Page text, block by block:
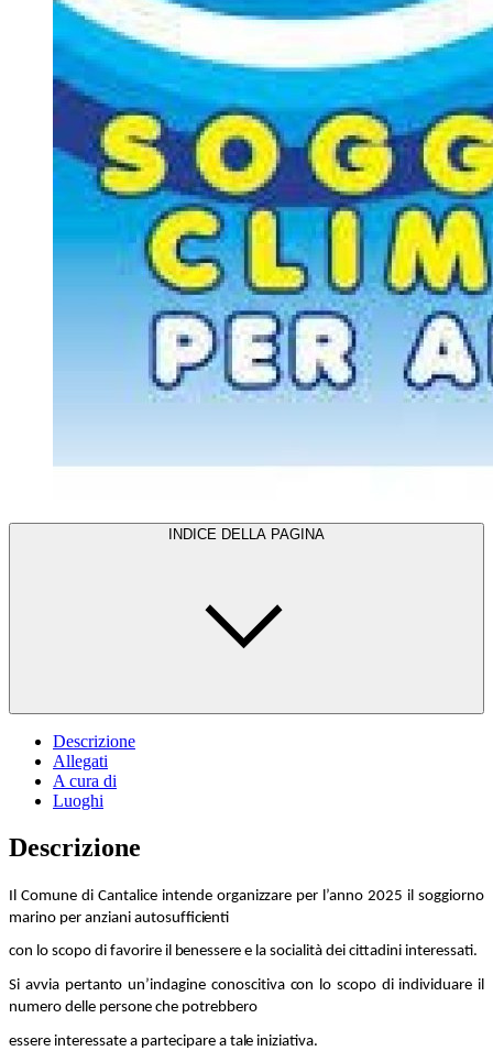
INDICE DELLA PAGINA
Descrizione
Allegati
A cura di
Luoghi
Descrizione
Il Comuned i Cantal ice intende organizzare per l’anno2025 ilsoggiorno
marino per anziani autosufficienti
con lo scopo di favorire il benessere e lasocialità deicittadini interessati.
Si avvia pertanto un’indagine conoscitiva con loscopo di individuare il
numero delle persone che potrebbero
essere interessate a partecipare a tale iniziativa.